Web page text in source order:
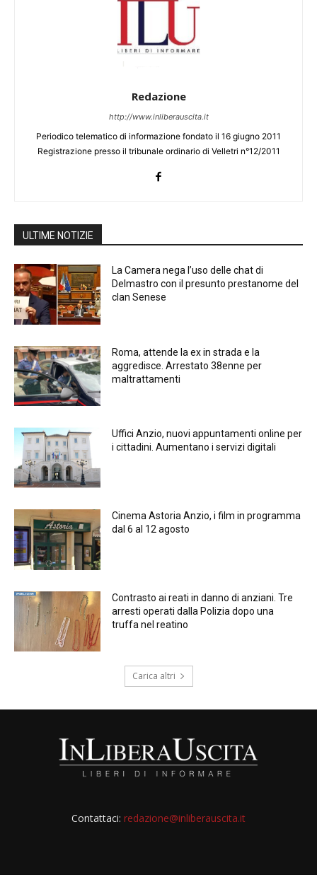
Redazione
http://www.inliberauscita.it
Periodico telematico di informazione fondato il 16 giugno 2011
Registrazione presso il tribunale ordinario di Velletri n°12/2011
ULTIME NOTIZIE
La Camera nega l’uso delle chat di
Delmastro con il presunto prestanome del
clan Senese
Roma, attende la ex in strada e la
aggredisce. Arrestato 38enne per
maltrattamenti
Uffici Anzio, nuovi appuntamenti online per
i cittadini. Aumentano i servizi digitali
Cinema Astoria Anzio, i film in programma
dal 6 al 12 agosto
Contrasto ai reati in danno di anziani. Tre
arresti operati dalla Polizia dopo una
truffa nel reatino
Carica altri
Contattaci: redazione@inliberauscita.it